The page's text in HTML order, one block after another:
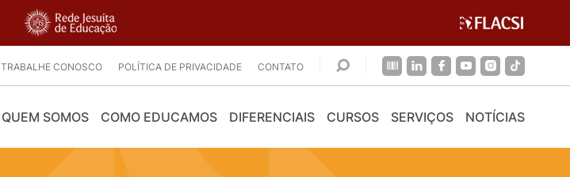
TRABALHE CONOSCO POLÍTICA DE PRIVACIDADE CONTATO
QUEM SOMOS COMO EDUCAMOS DIFERENCIAIS CURSOS SERVIÇOS NOTÍCIAS